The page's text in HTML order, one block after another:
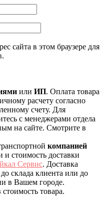
сайта в этом браузере для
или ИП. Оплата товара
расчету согласно
счету. Для
с менеджерами отдела
на сайте. Смотрите в
компанией
и стоимость доставки
Сервис. Доставка
склада клиента или до
в Вашем городе.
товара.